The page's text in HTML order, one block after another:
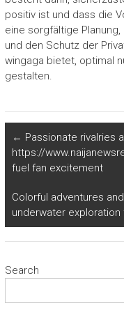
positiv ist und dass die
eine sorgfältige
und den Schutz der
wingaga bietet, optimal
gestalten.
← Passionate rivalries
https://
fuel fan excitement
Colorful adventures
underwater exploration
Search